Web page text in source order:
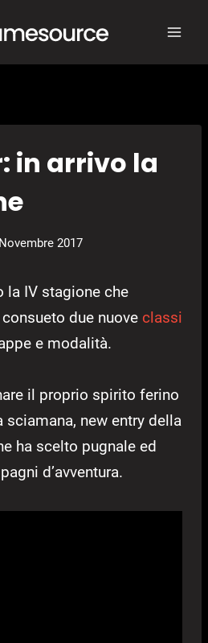
in arrivo la
2017
la IV stagione che
due nuove classi
e modalità.
il proprio spirito ferino
new entry della
ha scelto pugnale ed
d’avventura.